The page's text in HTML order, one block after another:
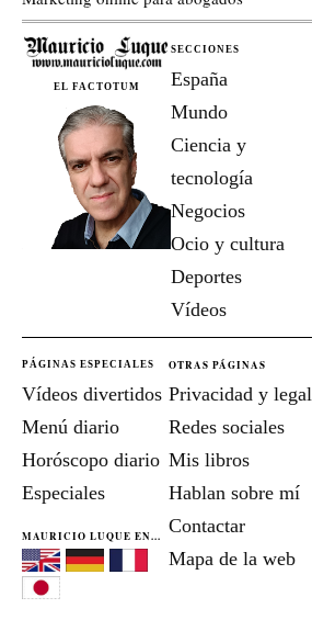
EL FACTOTUM
SECCIONES
España
Mundo
Ciencia y
tecnología
Negocios
Ocio y cultura
Deportes
Vídeos
PÁGINAS ESPECIALES
Vídeos divertidos
Menú diario
Horóscopo diario
Especiales
MAURICIO LUQUE EN...
OTRAS PÁGINAS
Privacidad y legal
Redes sociales
Mis libros
Hablan sobre mí
Contactar
Mapa de la web